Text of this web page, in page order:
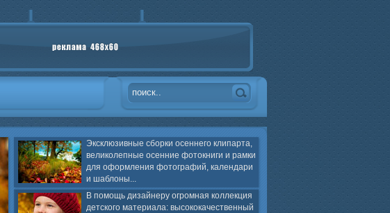
Эксклюзивные сборки осеннего клипарта,
великолепные осенние фотокниги и рамки
для оформления фотографий, календари
и шаблоны...
В помощь дизайнеру огромная коллекция
детского материала: высококачественный